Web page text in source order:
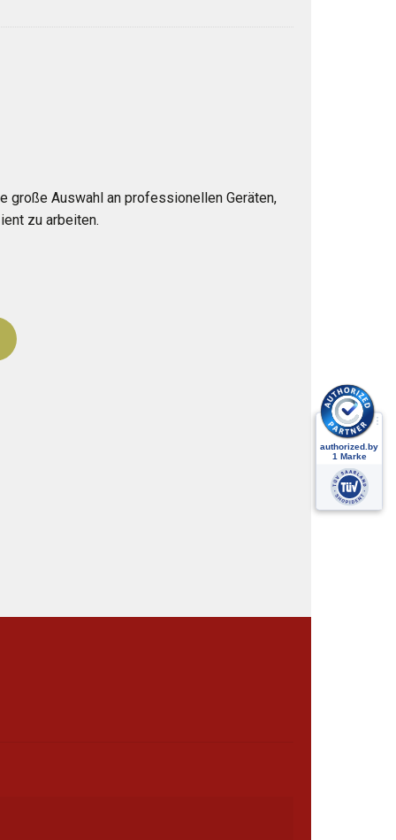
große Auswahl an professionellen Geräten,
zu arbeiten.